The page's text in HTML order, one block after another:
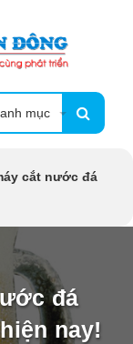
mục
cắt nước đá
đá
nay!